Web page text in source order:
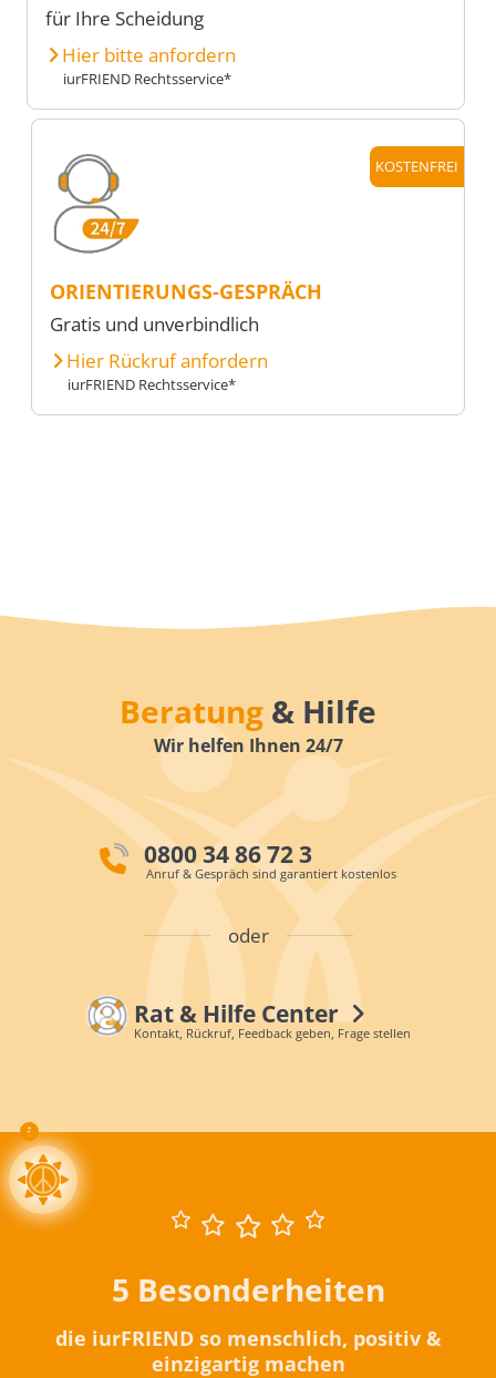
für Ihre Scheidung
Hier bitte anfordern
iurFRIEND Rechtsservice*
KOSTENFREI
ORIENTIERUNGS-GESPRÄCH
Gratis und unverbindlich
Hier Rückruf anfordern
iurFRIEND Rechtsservice*
Beratung & Hilfe
Wir helfen Ihnen 24/7
0800 34 86 72 3
Anruf & Gespräch sind garantiert kostenlos
oder
Rat & Hilfe Center
Kontakt, Rückruf, Feedback geben, Frage stellen
5 Besonderheiten
die iurFRIEND so menschlich, positiv &
einzigartig machen